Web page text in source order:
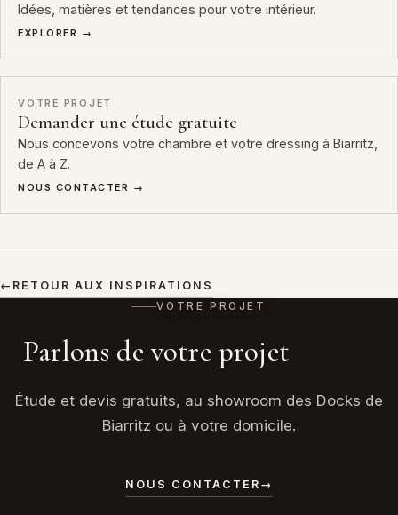
Idées, matières et tendances pour votre intérieur.
EXPLORER →
VOTRE PROJET
Demander une étude gratuite
Nous concevons votre chambre et votre dressing à Biarritz,
de A à Z.
NOUS CONTACTER →
← RETOUR AUX INSPIRATIONS
VOTRE PROJET
Parlons de votre projet
Étude et devis gratuits, au showroom des Docks de
Biarritz ou à votre domicile.
NOUS CONTACTER →